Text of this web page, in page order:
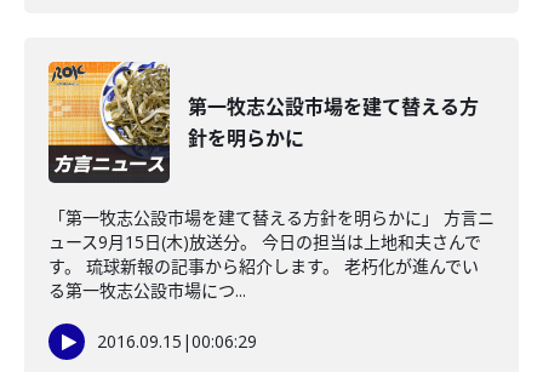
第一牧志公設市場を建て替える方
針を明らかに
「第一牧志公設市場を建て替える方針を明らかに」 方言ニ
ュース9月15日(木)放送分。 今日の担当は上地和夫さんで
す。 琉球新報の記事から紹介します。 老朽化が進んでい
る第一牧志公設市場につ...
2016.09.15 |00:06:29